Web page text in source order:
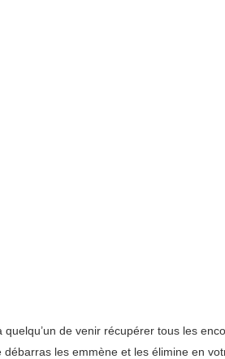
de venir récupérer tous les
les emmène et les élimine en